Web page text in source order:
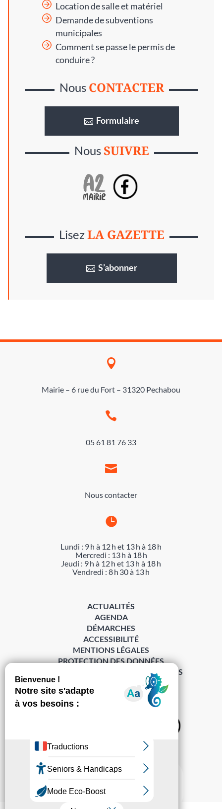
Location de salle et matériel
Demande de subventions
municipales
Comment se passe le permis de
conduire ?
Nous CONTACTER
Formulaire
NousSUIVRE
LisezLA GAZETTE
S’abonner

Mairie – 6 rue du Fort – 31320 Pechabou

05 61 81 76 33

Nous contacter

Lundi : 9 h à 12 h et 13 h à 18 h
Mercredi : 13 h à 18 h
Jeudi : 9 h à 12 h et 13 h à 18 h
Vendredi : 8 h 30 à 13 h
S’abonner à la Gazette ›
ACTUALITÉS
AGENDA
DÉMARCHES
ACCESSIBILITÉ
MENTIONS LÉGALES
PROTECTION DES DONNÉES
POLITIQUE DE GESTION DES COOKIES